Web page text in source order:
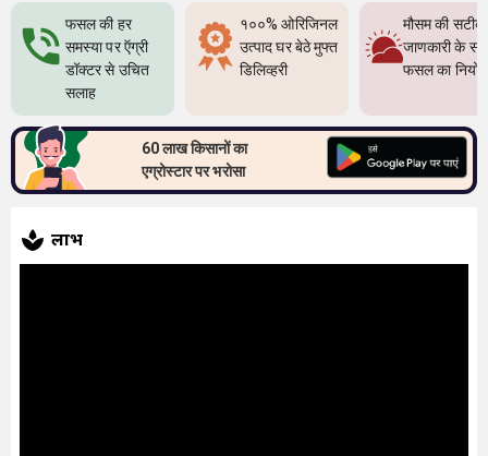
फसल की हर
समस्या पर ऍग्री
डॉक्टर से उचित
सलाह
१००% ओरिजिनल
उत्पाद घर बेठे मुफ्त
डिलिव्हरी
मौसम की सटीक
जाणकारी के
फसल का
60 लाख किसानों का
एग्रोस्टार पर भरोसा
लाभ